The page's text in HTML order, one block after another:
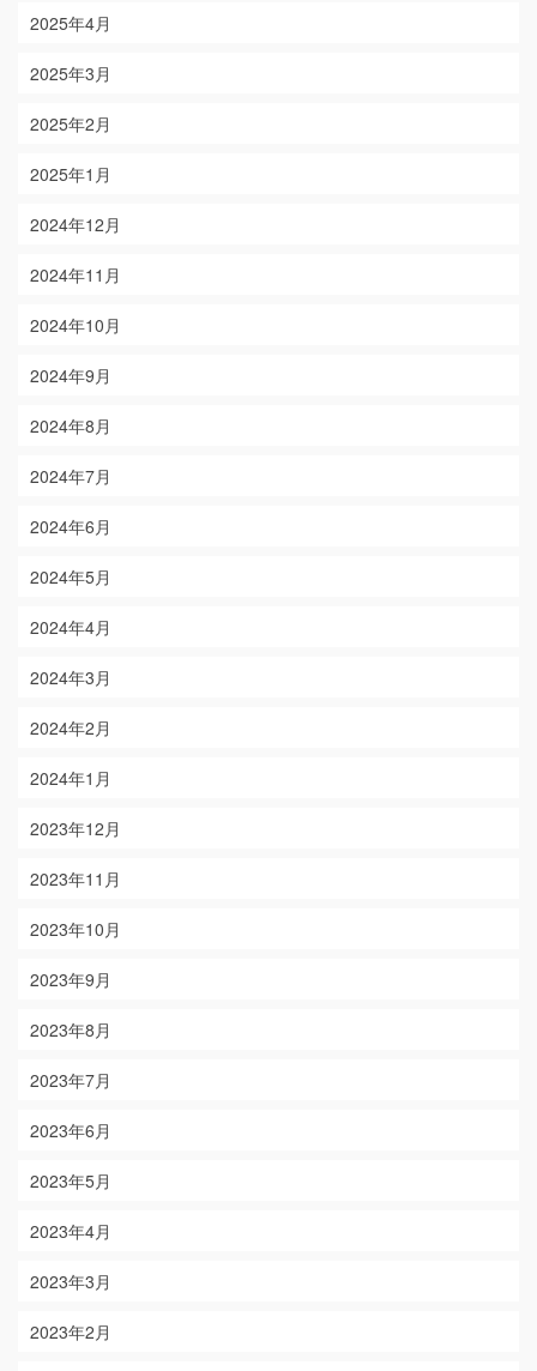
2025年4月
2025年3月
2025年2月
2025年1月
2024年12月
2024年11月
2024年10月
2024年9月
2024年8月
2024年7月
2024年6月
2024年5月
2024年4月
2024年3月
2024年2月
2024年1月
2023年12月
2023年11月
2023年10月
2023年9月
2023年8月
2023年7月
2023年6月
2023年5月
2023年4月
2023年3月
2023年2月